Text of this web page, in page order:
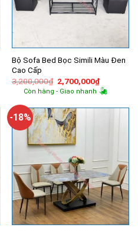
Bộ Sofa Bed Bọc Simili Màu Đen
Cao Cấp
3,200,000₫ Giá
gốc
là:
2,700,000₫Giá
hiện
tại
Còn hàng - Giao nhanh
-18%